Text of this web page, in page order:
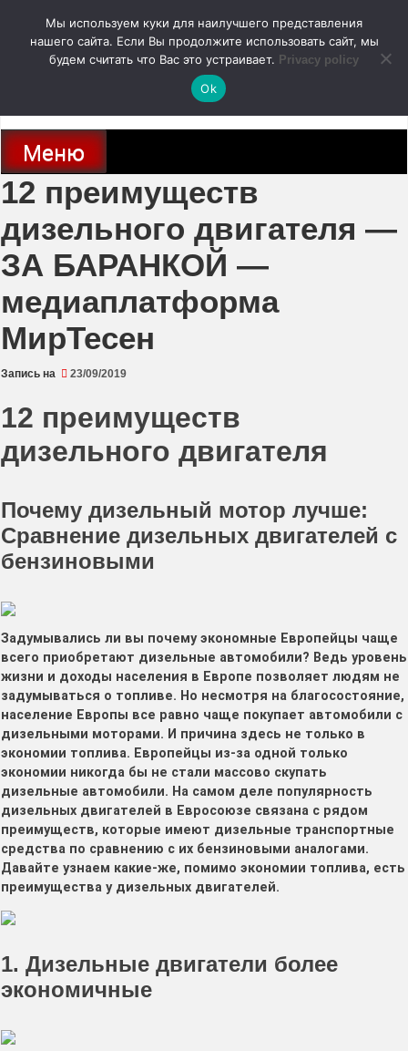
содержимому
autodoc24.ru
Новости про современные автомобили и не только, новинки зарубежного
и отечественного автопрома
Меню
12 преимуществ
дизельного двигателя —
ЗА БАРАНКОЙ —
медиаплатформа
МирТесен
Запись на 23/09/2019
12 преимуществ
дизельного двигателя
Почему дизельный мотор лучше:
Сравнение дизельных двигателей с
бензиновыми
Задумывались ли вы почему экономные Европейцы чаще
всего приобретают дизельные автомобили? Ведь уровень
жизни и доходы населения в Европе позволяет людям не
задумываться о топливе. Но несмотря на благосостояние,
население Европы все равно чаще покупает автомобили с
дизельными моторами. И причина здесь не только в
экономии топлива. Европейцы из-за одной только
экономии никогда бы не стали массово скупать
дизельные автомобили. На самом деле популярность
дизельных двигателей в Евросоюзе связана с рядом
преимуществ, которые имеют дизельные транспортные
средства по сравнению с их бензиновыми аналогами.
Давайте узнаем какие-же, помимо экономии топлива, есть
преимущества у дизельных двигателей.
1. Дизельные двигатели более
экономичные
Мы используем куки для наилучшего представления
нашего сайта. Если Вы продолжите использовать сайт, мы
будем считать что Вас это устраивает. Privacy policy
Ok